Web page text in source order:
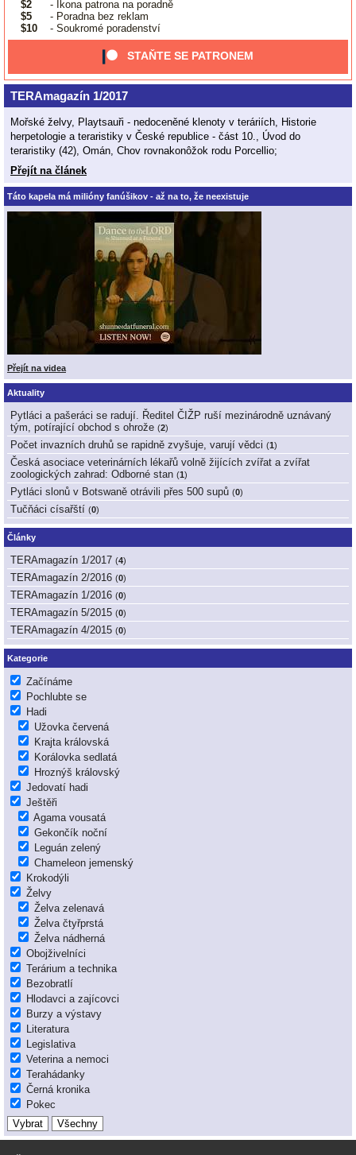
$2
- Ikona patrona na poradně
$5
- Poradna bez reklam
$10
- Soukromé poradenství
STAŇTE SE PATRONEM
TERAmagazín 1/2017
Mořské želvy, Playtsauři - nedoceněné klenoty v teráriích, Historie
herpetologie a teraristiky v České republice - část 10., Úvod do
teraristiky (42), Omán, Chov rovnakonôžok rodu Porcellio;
Přejít na článek
Táto kapela má milióny fanúšikov - až na to, že neexistuje
Přejít na videa
Aktuality
Pytláci a pašeráci se radují. Ředitel ČIŽP ruší mezinárodně uznávaný
tým, potírající obchod s ohrože (2)
Počet invazních druhů se rapidně zvyšuje, varují vědci (1)
Česká asociace veterinárních lékařů volně žijících zvířat a zvířat
zoologických zahrad: Odborné stan (1)
Pytláci slonů v Botswaně otrávili přes 500 supů (0)
Tučňáci císařští (0)
Články
TERAmagazín 1/2017 (4)
TERAmagazín 2/2016 (0)
TERAmagazín 1/2016 (0)
TERAmagazín 5/2015 (0)
TERAmagazín 4/2015 (0)
Kategorie
Začínáme
Pochlubte se
Hadi
Užovka červená
Krajta královská
Korálovka sedlatá
Hroznýš královský
Jedovatí hadi
Ještěři
Agama vousatá
Gekončík noční
Leguán zelený
Chameleon jemenský
Krokodýli
Želvy
Želva zelenavá
Želva čtyřprstá
Želva nádherná
Obojživelníci
Terárium a technika
Bezobratlí
Hlodavci a zajícovci
Burzy a výstavy
Literatura
Legislativa
Veterina a nemoci
Terahádanky
Černá kronika
Pokec